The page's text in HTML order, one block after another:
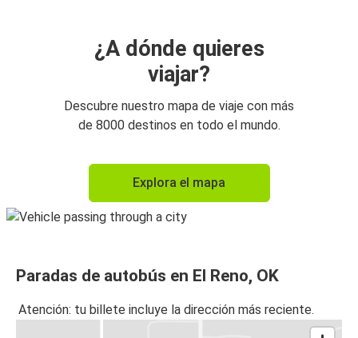
¿A dónde quieres
viajar?
Descubre nuestro mapa de viaje con más
de 8000 destinos en todo el mundo.
Explora el mapa
Paradas de autobús en El Reno, OK
Atención: tu billete incluye la dirección más reciente.